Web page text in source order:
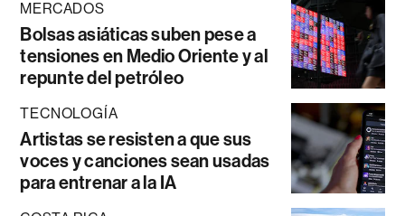
MERCADOS
Bolsas asiáticas suben pese a
tensiones en Medio Oriente y al
repunte del petróleo
TECNOLOGÍA
Artistas se resisten a que sus
voces y canciones sean usadas
para entrenar a la IA